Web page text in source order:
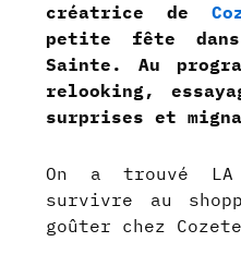
créatrice de
petite fête
Sainte.Au
relooking,
surprises et
On a trouvé
survivre au
goûter chez